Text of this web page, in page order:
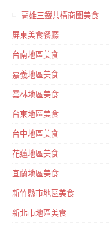
高雄三鐵共構商圈美食
屏東美食餐廳
台南地區美食
嘉義地區美食
雲林地區美食
台東地區美食
台中地區美食
花蓮地區美食
宜蘭地區美食
新竹縣市地區美食
新北市地區美食